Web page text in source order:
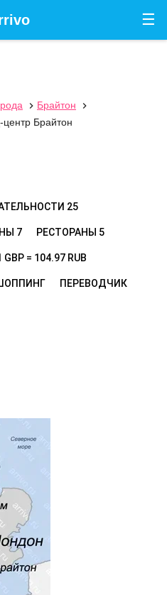
☰
 Брайтон

Брайтон
25
7 РЕСТОРАНЫ 5
GBP = 104.97 RUB
ПЕРЕВОДЧИК